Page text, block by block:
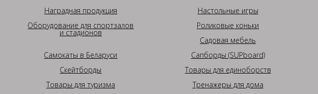
Наградная продукция
Настольные игры
Оборудование для спортзалов
и стадионов
Роликовые коньки
Садовая мебель
Самокаты в Беларуси
Сапборды (SUPboard)
Скейтборды
Товары для единоборств
Товары для туризма
Тренажеры для дома